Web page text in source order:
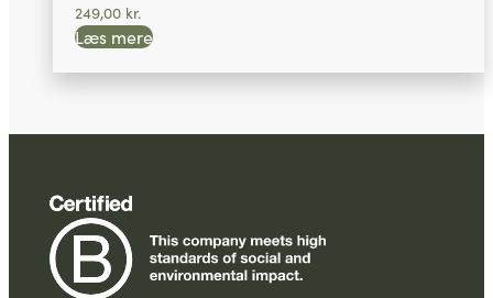
249,00 kr.
Læs mere